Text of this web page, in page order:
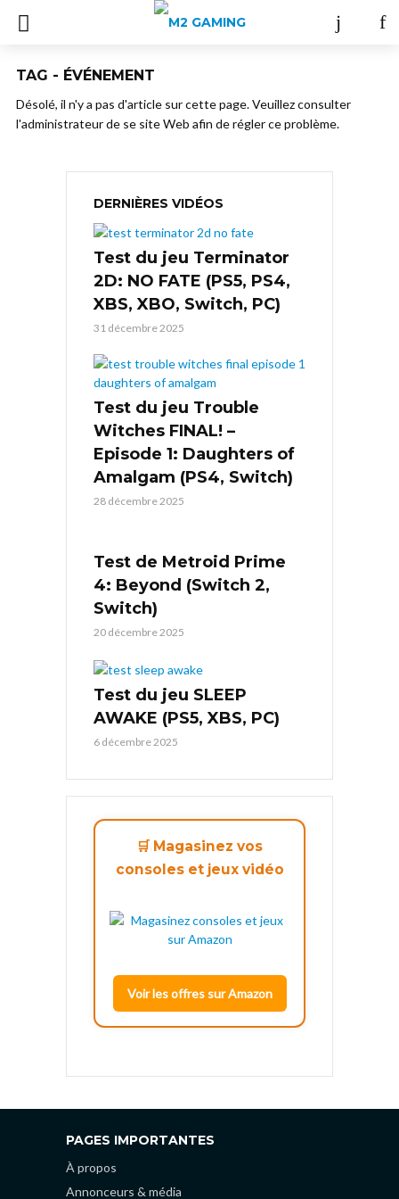
TAG - ÉVÉNEMENT
Désolé, il n'y a pas d'article sur cette page. Veuillez consulter
l'administrateur de se site Web afin de régler ce problème.
DERNIÈRES VIDÉOS
Test du jeu Terminator
2D: NO FATE (PS5, PS4,
XBS, XBO, Switch, PC)
31 décembre 2025
Test du jeu Trouble
Witches FINAL! –
Episode 1: Daughters of
Amalgam (PS4, Switch)
28 décembre 2025
Test de Metroid Prime
4: Beyond (Switch 2,
Switch)
20 décembre 2025
Test du jeu SLEEP
AWAKE (PS5, XBS, PC)
6 décembre 2025
🛒 Magasinez vos
consoles et jeux vidéo
Voir les offres sur Amazon
PAGES IMPORTANTES
À propos
Annonceurs & média